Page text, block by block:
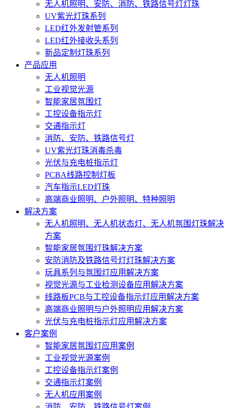
无人机照明、安防、消防、铁路信号灯灯珠
UV紫光灯珠系列
LED红外发射管系列
LED红外接收头系列
新品定制灯珠系列
产品应用
无人机照明
工业视觉光源
智能家居氛围灯
工控设备指示灯
交通指示灯
消防、安防、铁路信号灯
UV紫光灯珠消毒杀毒
光伏与充电桩指示灯
PCBA线路控制灯板
汽车指示LED灯珠
高端商业照明、户外照明、特种照明
解决方案
无人机照明、无人机状态灯、无人机氛围灯珠解决
方案
智能家居氛围灯珠解决方案
安防消防及铁路信号灯灯珠解决方案
玩具系列与氛围灯应用解决方案
视觉光源与工业检测设备应用解决方案
线路板PCB与工控设备指示灯应用解决方案
高端商业照明与户外照明应用解决方案
光伏与充电桩指示灯应用解决方案
客户案例
智能家居氛围灯应用案例
工业视觉光源案例
工控设备指示灯案例
交通指示灯案例
无人机应用案例